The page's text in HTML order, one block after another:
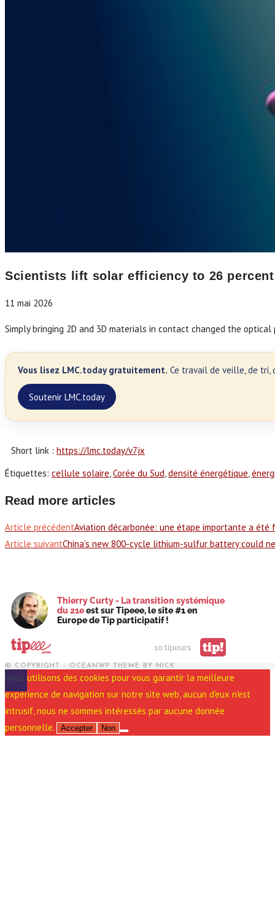
Scientists lift solar efficiency to 26
11 mai 2026
Simply bringing 2D and 3D materials in contact changed the
Vous lisez LMC.today gratuitement. Ce travail de veille, de tri,
Soutenir LMC.today
Short link : https://lmc.today/v7jx
Étiquettes: cellule solaire, Corée du Sud, densité énergétique,
Read more articles
Article précédentAviation décarbonée: une étape importante a été
Article suivantChina’s new 800-cycle lithium-sulfur battery could
Thierry Curty - La transition systémique
du 21eest sur Tipeee, le site #1 en
Europe de Tip participatif !
10 tipeurs tip!
© COPYRIGHT - OCEANWP THEME BY NICK
Nous utilisons des cookies pour vous garantir la meilleure
expérience de navigation sur notre site web, aucun d'eux n'est
intrusif, nous ne sommes intéressés par aucune donnée
personnelle.
Accepter Non